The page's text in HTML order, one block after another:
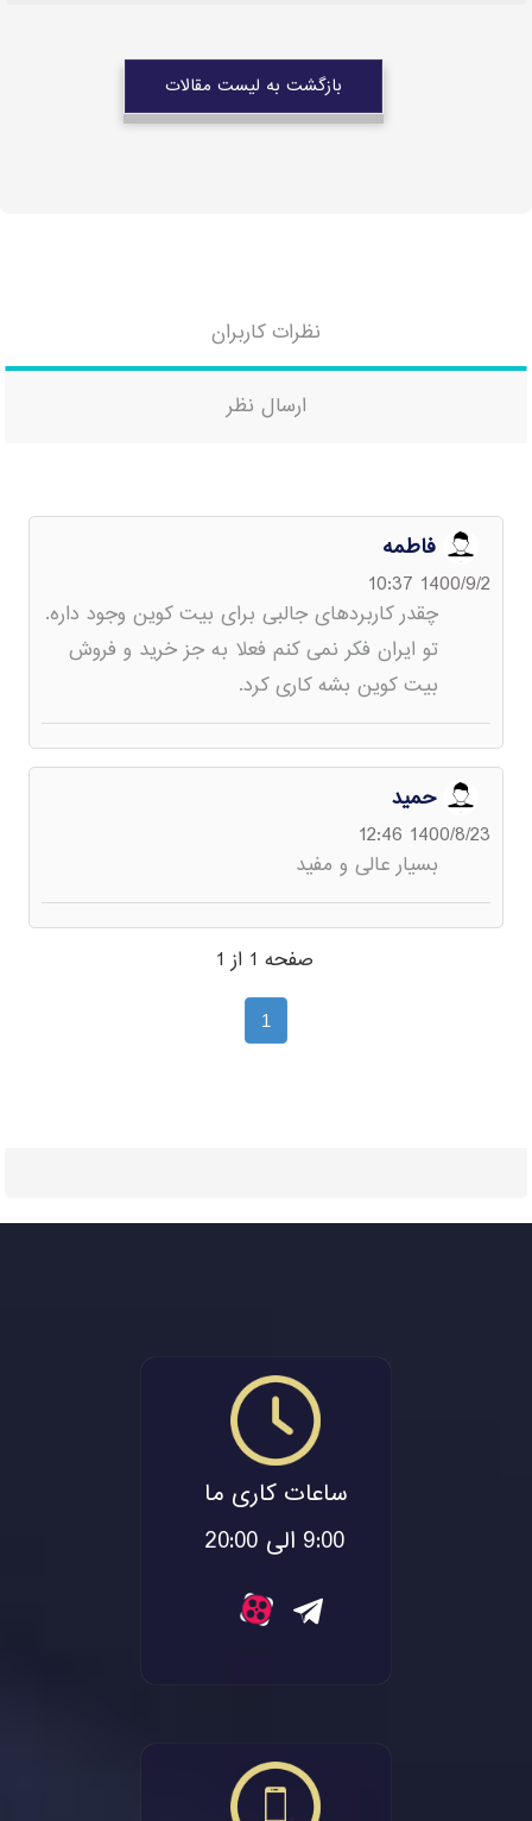
بازگشت به لیست مقالات
نظرات کاربران
ارسال نظر
فاطمه
1400/9/2 10:37
چقدر کاربردهای جالبی برای بیت کوین وجود داره.
تو ایران فکر نمی کنم فعلا به جز خرید و فروش
بیت کوین بشه کاری کرد.
حمید
1400/8/23 12:46
بسیار عالی و مفید
صفحه 1 از 1
1
ساعات کاری ما
9:00 الی 20:00